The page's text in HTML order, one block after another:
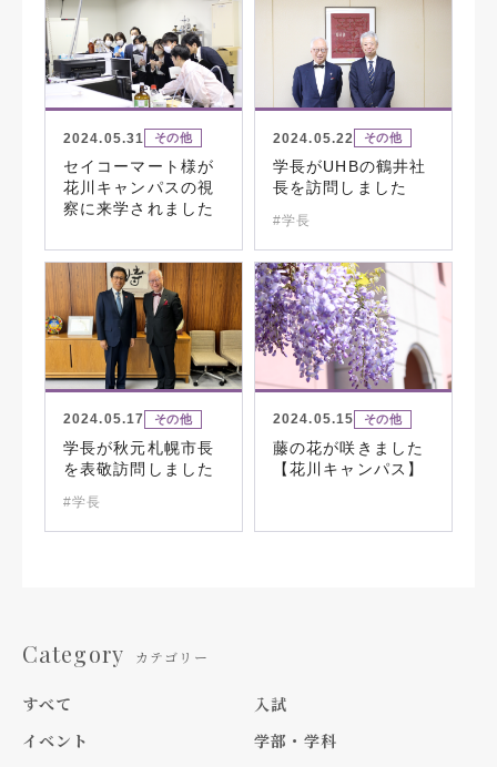
2024.05.31 その他
セイコーマート様が
花川キャンパスの視
察に来学されました
2024.05.22 その他
学長がUHBの鶴井社
長を訪問しました
#学長
2024.05.17 その他
学長が秋元札幌市長
を表敬訪問しました
#学長
2024.05.15 その他
藤の花が咲きました
【花川キャンパス】
Category カテゴリー
すべて
入試
イベント
学部・学科